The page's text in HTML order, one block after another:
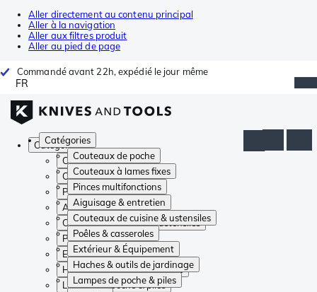
Aller directement au contenu principal
Aller à la navigation
Aller aux filtres produit
Aller au pied de page
Commandé avant 22h, expédié le jour même
FR
Catégories
Couteaux de poche
Couteaux à lames fixes
Pinces multifonctions
Aiguisage & entretien
Couteaux de cuisine & ustensiles
Poêles & casseroles
Extérieur & Équipement
Haches & outils de jardinage
Lampes de poche & piles
Catégories
Couteaux de poche
Couteaux à lames fixes
Pinces multifonctions
Aiguisage & entretien
Couteaux de cuisine & ustensiles
Poêles & casseroles
Extérieur & Équipement
Haches & outils de jardinage
Lampes de poche & piles